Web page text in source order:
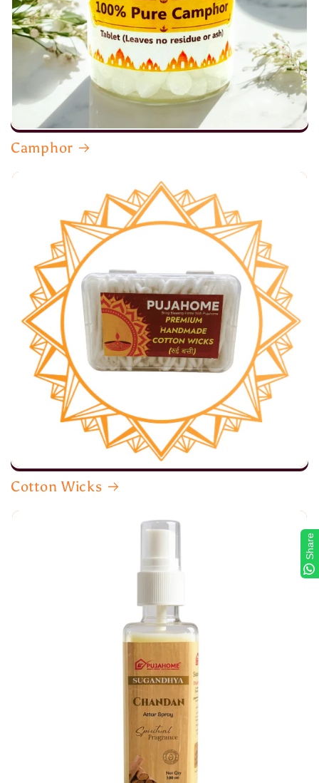
Camphor
Cotton Wicks
Share